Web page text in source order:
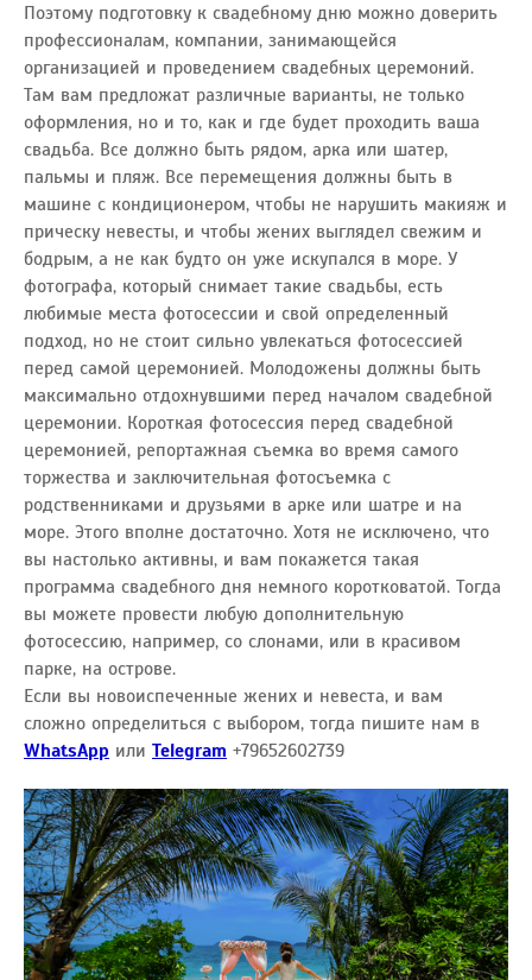
Поэтому подготовку к свадебному дню можно доверить
профессионалам, компании, занимающейся
организацией и проведением свадебных церемоний.
Там вам предложат различные варианты, не только
оформления, но и то, как и где будет проходить ваша
свадьба. Все должно быть рядом, арка или шатер,
пальмы и пляж. Все перемещения должны быть в
машине с кондиционером, чтобы не нарушить макияж и
прическу невесты, и чтобы жених выглядел свежим и
бодрым, а не как будто он уже искупался в море. У
фотографа, который снимает такие свадьбы, есть
любимые места фотосессии и свой определенный
подход, но не стоит сильно увлекаться фотосессией
перед самой церемонией. Молодожены должны быть
максимально отдохнувшими перед началом свадебной
церемонии. Короткая фотосессия перед свадебной
церемонией, репортажная съемка во время самого
торжества и заключительная фотосъемка с
родственниками и друзьями в арке или шатре и на
море. Этого вполне достаточно. Хотя не исключено, что
вы настолько активны, и вам покажется такая
программа свадебного дня немного коротковатой. Тогда
вы можете провести любую дополнительную
фотосессию, например, со слонами, или в красивом
парке, на острове.
Если вы новоиспеченные жених и невеста, и вам
сложно определиться с выбором, тогда пишите нам в
WhatsApp или Telegram +79652602739